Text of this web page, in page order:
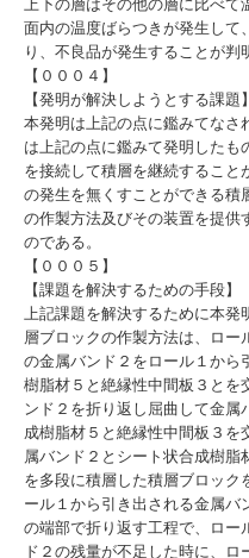
上下の層はその他の層に比べて
面内の温度ばらつきが発生して
り、不良品が発生することが判
【０００４】
【発明が解決しようとする課題】
本発明は上記の点に鑑みてなさ
は上記の点に鑑みて発明したも
を接続して積層を継続すること
の発生を無くすことができる積
の作製方法及びその装置を提供
のである。
【０００５】
【課題を解決するための手段】
上記課題を解決するために本発
層ブロックの作製方法は、ロー
の金属バンド２をロール１から
樹脂材５と絶縁性中間板３とを
ンド２を折り返し屈曲して金属
成樹脂材５と絶縁性中間板３を
属バンド２とシート状合成樹脂
を多段に積層した積層ブロック
ール１から引き出される金属バ
の端部で折り返す工程で、ロー
ド２の残量が不足した時に、